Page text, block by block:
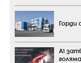
Горди
А1